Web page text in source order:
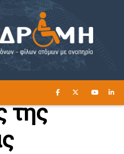
ΔΙΑΒΑΣΤΕ ΕΔΩ ►
της